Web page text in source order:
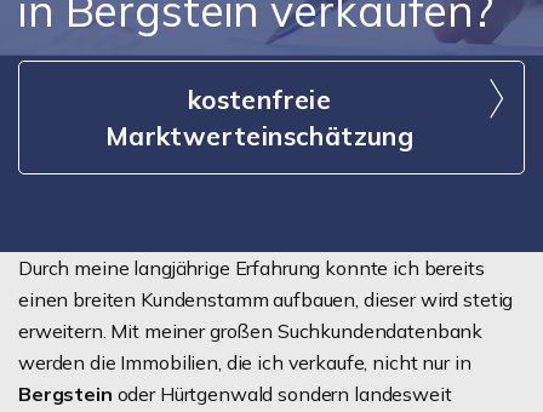
kostenfreie
Marktwerteinschätzung
Durch meine langjährige Erfahrung konnte ich bereits
einen breiten Kundenstamm aufbauen, dieser wird stetig
erweitern. Mit meiner großen Suchkundendatenbank
werden die Immobilien, die ich verkaufe, nicht nur in
Bergstein oder Hürtgenwald sondern landesweit